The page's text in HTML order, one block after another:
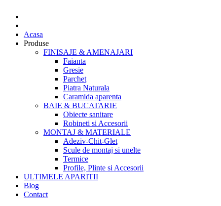
Acasa
Produse
FINISAJE & AMENAJARI
Faianta
Gresie
Parchet
Piatra Naturala
Caramida aparenta
BAIE & BUCATARIE
Obiecte sanitare
Robineti si Accesorii
MONTAJ & MATERIALE
Adeziv-Chit-Glet
Scule de montaj si unelte
Termice
Profile, Plinte si Accesorii
ULTIMELE APARITII
Blog
Contact